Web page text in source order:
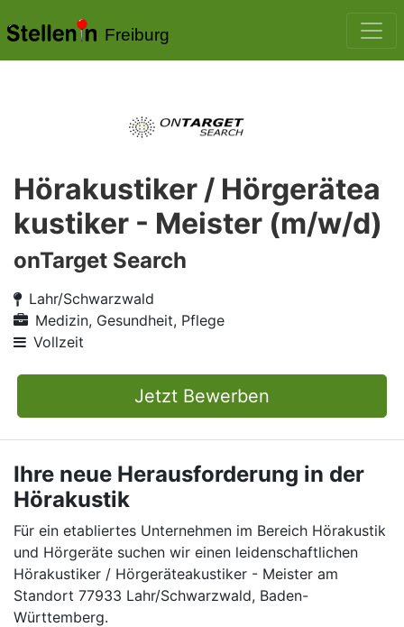
Freiburg
Hörakustiker / Hörgerätea
kustiker - Meister (m/w/d)
onTarget Search
Lahr/Schwarzwald
Medizin, Gesundheit, Pflege
Vollzeit
Jetzt Bewerben
Ihre neue Herausforderung in der
Hörakustik
Für ein etabliertes Unternehmen im Bereich Hörakustik
und Hörgeräte suchen wir einen leidenschaftlichen
Hörakustiker / Hörgeräteakustiker - Meister am
Standort 77933 Lahr/Schwarzwald, Baden-
Württemberg.